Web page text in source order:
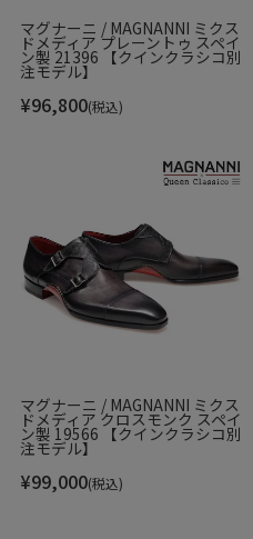
マグナーニ / MAGNANNI ミクス
ドメディア プレーントゥ スペイ
ン製 21396 【クインクラシコ別
注モデル】
¥96,800(税込)
マグナーニ / MAGNANNI ミクス
ドメディア クロスモンク スペイ
ン製 19566 【クインクラシコ別
注モデル】
¥99,000(税込)